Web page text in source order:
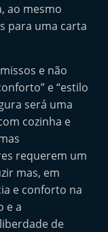
ao mesmo
para uma carta
e não
e “estilo
será uma
cozinha e
requerem um
mas, em
e conforto na
e a
de